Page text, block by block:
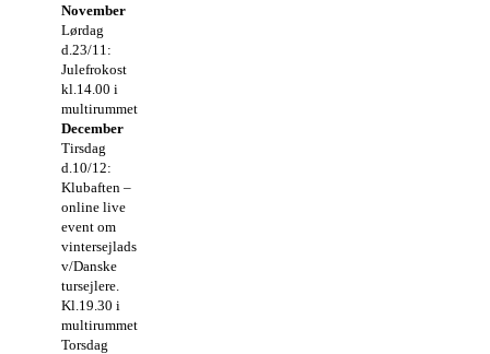
November
Lørdag
d.23/11:
Julefrokost
kl.14.00 i
multirummet
December
Tirsdag
d.10/12:
Klubaften –
online live
event om
vintersejlads
v/Danske
tursejlere.
Kl.19.30 i
multirummet
Torsdag